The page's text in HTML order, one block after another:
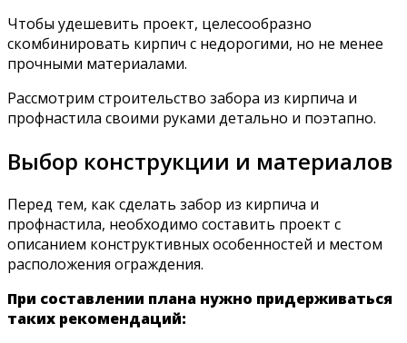
Чтобы удешевить проект, целесообразно
скомбинировать кирпич с недорогими, но не менее
прочными материалами.
Рассмотрим строительство забора из кирпича и
профнастила своими руками детально и поэтапно.
Выбор конструкции и материалов
Перед тем, как сделать забор из кирпича и
профнастила, необходимо составить проект с
описанием конструктивных особенностей и местом
расположения ограждения.
При составлении плана нужно придерживаться
таких рекомендаций: